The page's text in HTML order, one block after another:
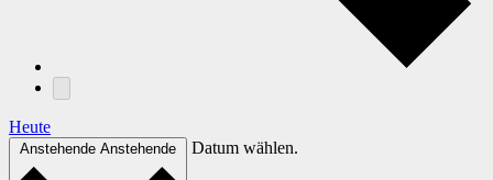
Heute
Anstehende Anstehende Datum wählen.